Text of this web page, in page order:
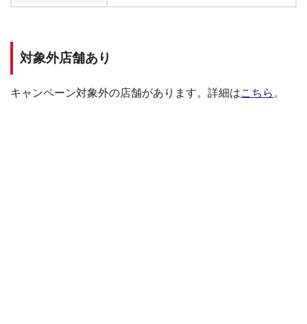
対象外店舗あり
キャンペーン対象外の店舗があります。詳細はこちら。